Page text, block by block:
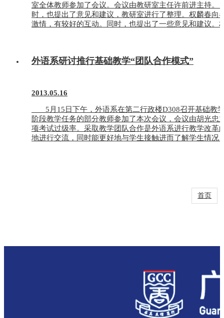
室全体教师参加了会议。会议由教研室主任许前进主
时，也提出了意见和建议，教研室进行了整理。权麟春
激情，有较好的互动。同时，也提出了一些意见和建议。
外语系研讨推行基础教学“团队合作模式”
2013.05.16
5月15日下午，外语系在第二行政楼D308召开基础教
阶段教学任务的部分教师参加了本次会议，会议由胡
项考试过级率。采取教学团队合作是外语系进行教学改
地进行交流，同时能更好地与学生接触进而了解学生情
首页